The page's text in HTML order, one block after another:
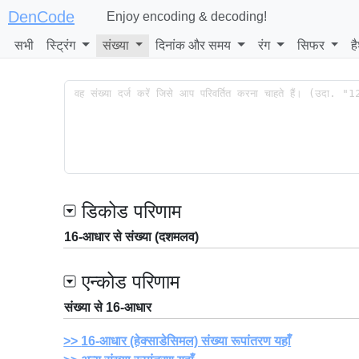
DenCode Enjoy encoding & decoding!
सभी स्ट्रिंग संख्या दिनांक और समय रंग सिफर
डिकोड परिणाम
16-आधार से संख्या (दशमलव)
एन्कोड परिणाम
संख्या से 16-आधार
16-आधार (हेक्साडेसिमल) संख्या रूपांतरण यहाँ